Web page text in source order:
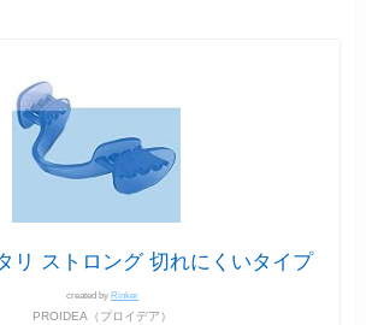
リ ストロング 切れにくいタイプ
created by Rinker
PROIDEA（プロイデア）